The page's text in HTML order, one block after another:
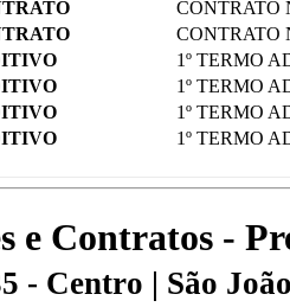
CONTRATO
CONTRATO
1º TERMO
1º TERMO
1º TERMO
1º TERMO
e Contratos -
- Centro | São